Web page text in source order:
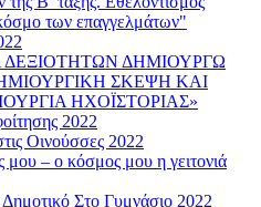
των επαγγελμάτων"
ΔΕΞΙΟΤΗΤΩΝ ΔΗΜΙΟΥΡΓΩ
ΣΚΕΨΗ ΚΑΙ
ΗΧΟΪΣΤΟΡΙΑΣ»
2022
Οινούσσες 2022
μου – ο κόσμος μου η γειτονιά
Στο Γυμνάσιο 2022